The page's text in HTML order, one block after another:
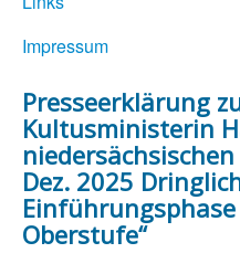
Impressum
Presseerklärung
Kultusministerin
Dez. 2025
Oberstufe“